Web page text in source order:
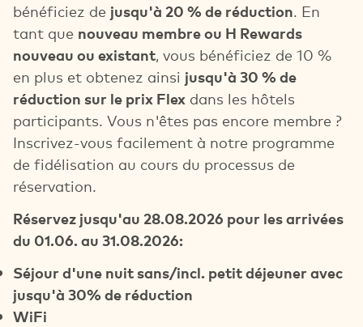
bénéficiez de jusqu'à 20 % de réduction. En
tant que nouveau membre ou H Rewards
nouveau ou existant, vous bénéficiez de 10 %
en plus et obtenez ainsi jusqu'à 30 % de
réduction sur le prix Flex dans les hôtels
participants. Vous n'êtes pas encore membre ?
Inscrivez-vous facilement à notre programme
de fidélisation au cours du processus de
réservation.
Réservez jusqu'au 28.08.2026 pour les arrivées
du 01.06. au 31.08.2026:
Séjour d'une nuit sans/incl. petit déjeuner avec
jusqu'à 30% de réduction
WiFi